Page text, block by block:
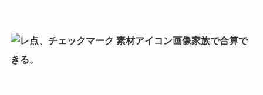
家族で合算で
きる。